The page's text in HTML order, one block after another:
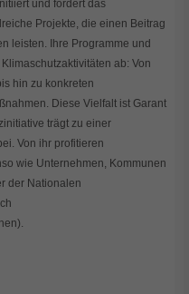
und fördert das
Projekte, die einen Beitrag
leisten. Ihre Programme und
ab: Von
hin zu konkreten
Diese Vielfalt ist Garant
trägt zu einer
Von ihr profitieren
wie Unternehmen, Kommunen
der Nationalen